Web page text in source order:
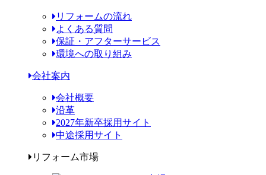
リフォームの流れ
よくある質問
保証・アフターサービス
環境への取り組み
会社案内
会社概要
沿革
2027年新卒採用サイト
中途採用サイト
リフォーム市場